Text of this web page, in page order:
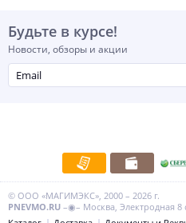
Будьте в курсе!
Новости, обзоры и акции
© ООО «МАГИМЭКС», 2000 – 2026 г.
PNEVMO.RU –◉– Москва, Электродная 8